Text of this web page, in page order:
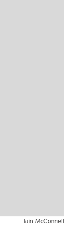
Iain McConnell